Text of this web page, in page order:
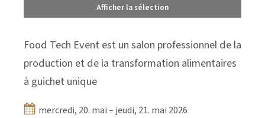
Afficher la sélection
Food Tech Event est un salon professionnel de la
production et de la transformation alimentaires
à guichet unique
mercredi, 20. mai – jeudi, 21. mai 2026